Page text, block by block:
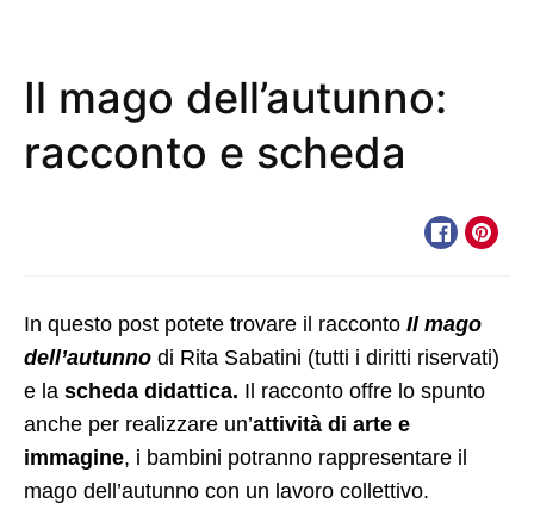
Il mago dell’autunno:
racconto e scheda
In questo post potete trovare il racconto Il mago
dell’autunno di Rita Sabatini (tutti i diritti riservati)
e la scheda didattica. Il racconto offre lo spunto
anche per realizzare un’attività di arte e
immagine, i bambini potranno rappresentare il
mago dell’autunno con un lavoro collettivo.